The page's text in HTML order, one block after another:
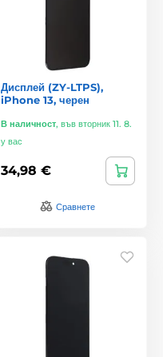
Дисплей (ZY-LTPS),
iPhone 13, черен
В наличност, във вторник 11. 8.
у вас
34,98 €
Сравнете